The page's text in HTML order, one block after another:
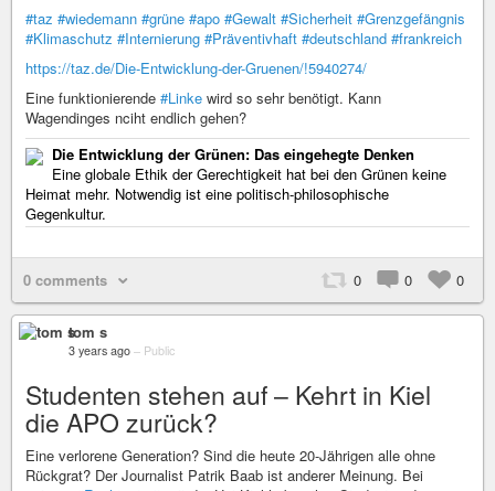
#taz #wiedemann #grüne #apo #Gewalt #Sicherheit #Grenzgefängnis
#Klimaschutz #Internierung #Präventivhaft #deutschland #frankreich
https://taz.de/Die-Entwicklung-der-Gruenen/!5940274/
Eine funktionierende #Linke wird so sehr benötigt. Kann
Wagendinges nciht endlich gehen?
Die Entwicklung der Grünen: Das eingehegte Denken
Eine globale Ethik der Gerechtigkeit hat bei den Grünen keine
Heimat mehr. Notwendig ist eine politisch-philosophische
Gegenkultur.
0 comments 0 0 0
tom s
3 years ago – Public
Studenten stehen auf – Kehrt in Kiel
die APO zurück?
Eine verlorene Generation? Sind die heute 20-Jährigen alle ohne
Rückgrat? Der Journalist Patrik Baab ist anderer Meinung. Bei